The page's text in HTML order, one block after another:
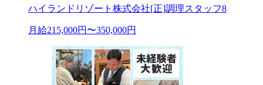
ハイランドリゾート株式会社[正]調理スタッフ8
月給215,000円〜350,000円